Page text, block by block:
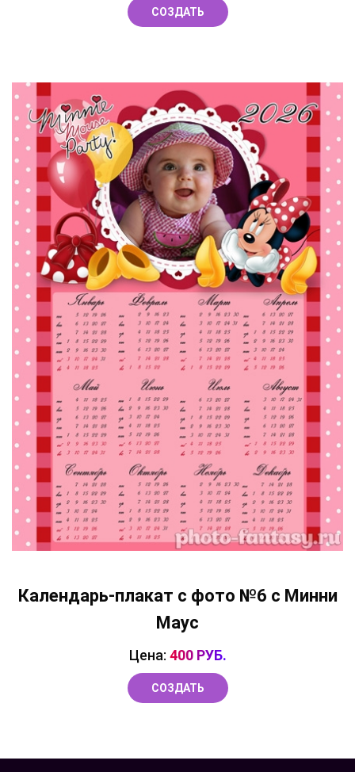
СОЗДАТЬ
Календарь-плакат с фото №6 с Минни
Маус
Цена: 400 РУБ.
СОЗДАТЬ